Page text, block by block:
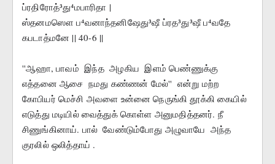
ப்ரதிரோத்³து⁴மபாரிதா |
ஸ்தனமஸௌ ப⁴வனாந்தனிஷேது³ஷீ ப்ரத³து³ஷீ ப⁴வதே
கபடாத்மனே || 40-6 ||
''ஆஹா, பாவம்  இந்த  அழகிய  இளம் பெண்ணுக்கு
எத்தனை ஆசை  நமது கண்ணன் மேல்''  என்று மற்ற
கோபியர் மெச்சி அவளை உன்னை நெருங்கி தூக்கி கையில்
எடுத்து மடியில் வைத்துக் கொள்ள அனுமதித்தனர். நீ
சிணுங்கினாய். பால்  வேண்டும்போது அழுவாயே  அந்த
குரலில் ஒலித்தாய் .